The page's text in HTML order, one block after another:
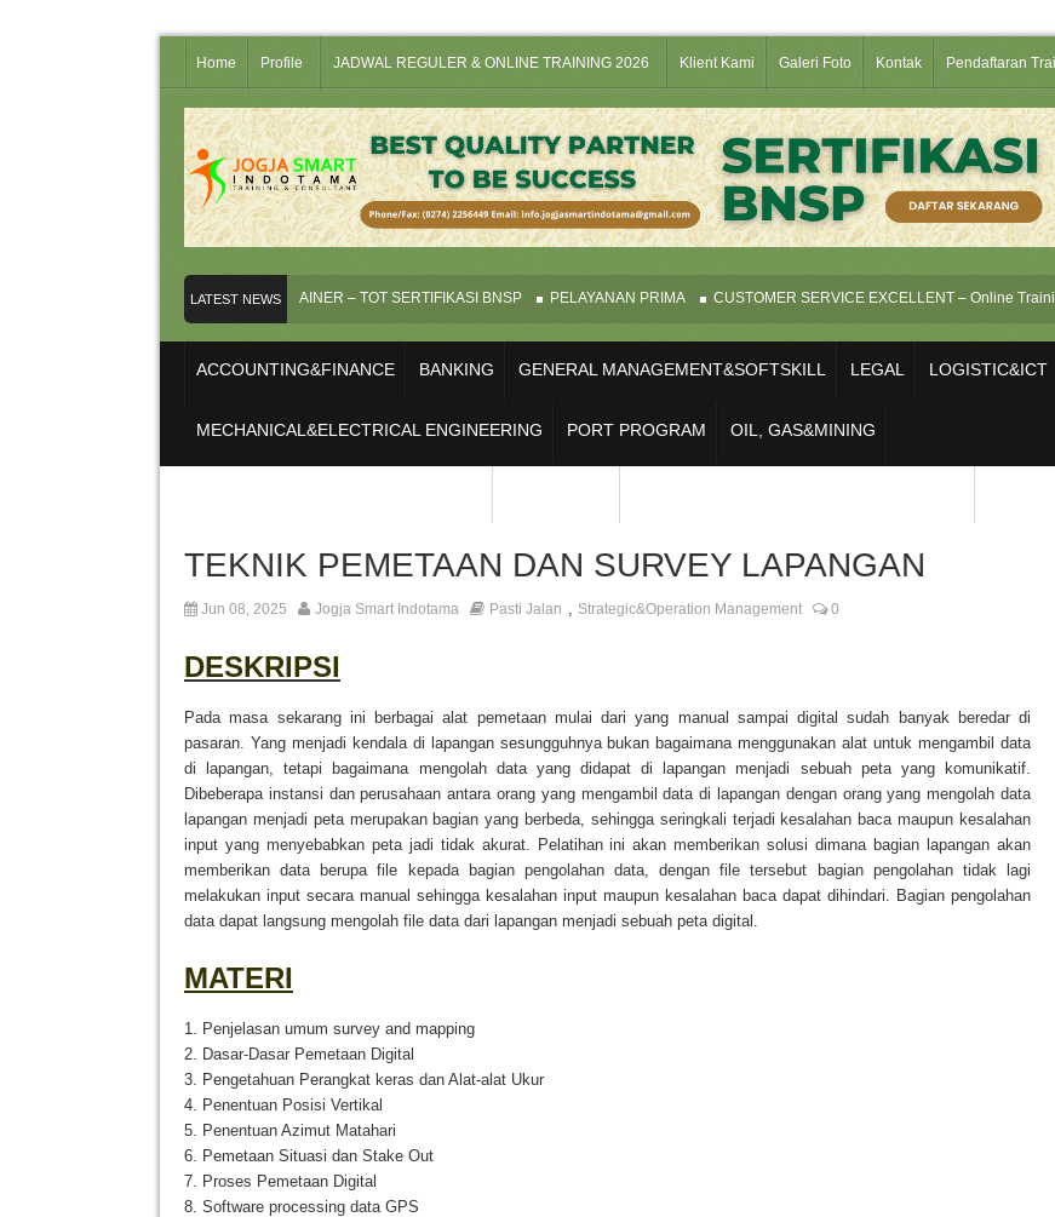
Home Profile JADWAL REGULER & ONLINE TRAINING 2026 Klient Kami Galeri Foto Kontak Pendaftaran
LATEST NEWS
UJI KOMPETENSI INSTRUKTUR/TRAINER – TOT SERTIFIKASI BNSP PELAYANAN PRIMA CUSTOMER SERVICE EXCELLENT – Online Training
ACCOUNTING&FINANCE BANKING GENERAL MANAGEMENT&SOFTSKILL LEGAL LOGISTIC&ICT
MECHANICAL&ELECTRICAL ENGINEERING PORT PROGRAM OIL, GAS&MINING
TEKNIK PEMETAAN DAN SURVEY LAPANGAN
Jun 08, 2025 Jogja Smart Indotama Pasti Jalan Strategic&Operation Management 0
DESKRIPSI
Pada masa sekarang ini berbagai alat pemetaan mulai dari yang manual sampai digital sudah banyak beredar di
pasaran. Yang menjadi kendala di lapangan sesungguhnya bukan bagaimana menggunakan alat untuk mengambil data
di lapangan, tetapi bagaimana mengolah data yang didapat di lapangan menjadi sebuah peta yang komunikatif.
Dibeberapa instansi dan perusahaan antara orang yang mengambil data di lapangan dengan orang yang mengolah data
lapangan menjadi peta merupakan bagian yang berbeda, sehingga seringkali terjadi kesalahan baca maupun kesalahan
input yang menyebabkan peta jadi tidak akurat. Pelatihan ini akan memberikan solusi dimana bagian lapangan akan
memberikan data berupa file kepada bagian pengolahan data, dengan file tersebut bagian pengolahan tidak lagi
melakukan input secara manual sehingga kesalahan input maupun kesalahan baca dapat dihindari. Bagian pengolahan
data dapat langsung mengolah file data dari lapangan menjadi sebuah peta digital.
MATERI
1. Penjelasan umum survey and mapping
2. Dasar-Dasar Pemetaan Digital
3. Pengetahuan Perangkat keras dan Alat-alat Ukur
4. Penentuan Posisi Vertikal
5. Penentuan Azimut Matahari
6. Pemetaan Situasi dan Stake Out
7. Proses Pemetaan Digital
8. Software processing data GPS